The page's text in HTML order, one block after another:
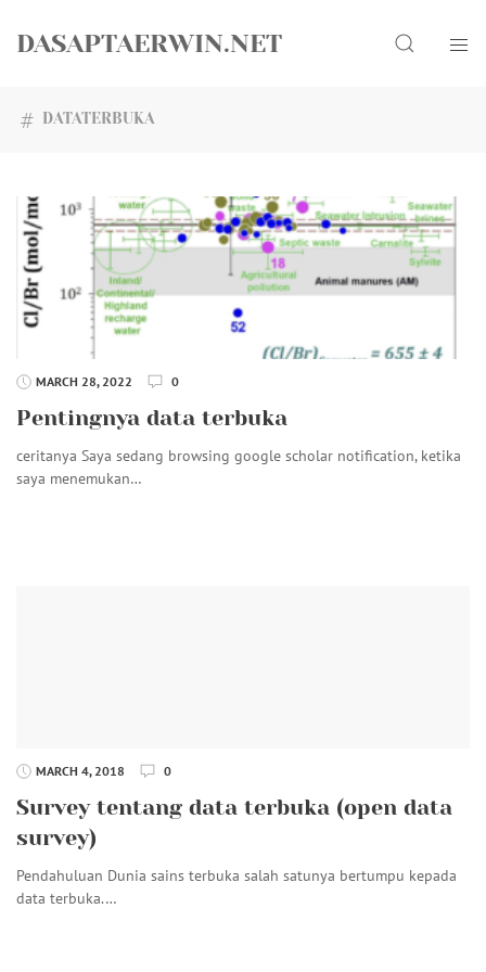
DASAPTAERWIN.NET Search
DATATERBUKA
MARCH 28, 2022 0
Pentingnya data terbuka
ceritanya Saya sedang browsing google scholar notification, ketika
saya menemukan…
MARCH 4, 2018 0
Survey tentang data terbuka (open data
survey)
Pendahuluan Dunia sains terbuka salah satunya bertumpu kepada
data terbuka.…